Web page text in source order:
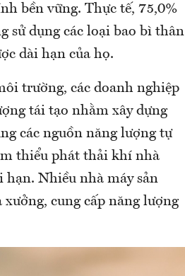
bền vững. Thực tế, 75,0%
sử dụng các loại bao bì thân
dài hạn của họ.
trường, các doanh nghiệp
tái tạo nhằm xây dựng
các nguồn năng lượng tự
thiểu phát thải khí nhà
Nhiều nhà máy sản
cung cấp năng lượng